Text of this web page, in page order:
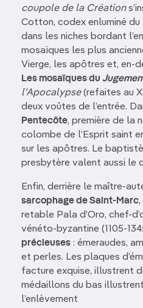
coupole de la Création
Cotton, codex enluminé du
dans les niches bordant
mosaïques les plus
Vierge, les apôtres et, en-
Les mosaïques du
l’Apocalypse(refaites au
deux voûtes de l’entrée.
Pentecôte, première de la
colombe de l’Esprit saint
sur les apôtres. Le
presbytère valent aussi le
Enfin, derrière le maître-
sarcophage de Saint-Marc,
retable Pala d’Oro, chef-
vénéto-byzantine (1105-
précieuses : émeraudes,
et perles. Les plaques
facture exquise, illustrent
médaillons du bas
l’enlèvement